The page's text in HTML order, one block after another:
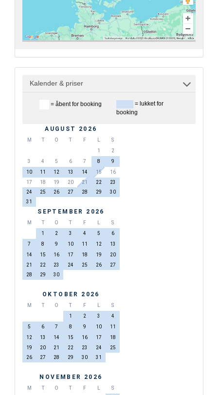
Kalender & priser
= åbent for booking
= lukket for
booking
AUGUST 2026
M T O T F
S
1
2
3
4 5 6 7 8
9
10
11 12 13 14 15
16
17
18 19 20 21 22
23
24
25 26 27 28 29
30
31
SEPTEMBER 2026
M T O T F
S
1
2 3 4 5
6
7
8 9 10 11 12
13
14
15 16 17 18 19
20
21
22 23 24 25 26
27
28
29 30
OKTOBER 2026
M T O T F
S
1
2 3
4
5
6 7 8 9 10
11
12
13 14 15 16 17
18
19
20 21 22 23 24
25
26
27 28 29 30 31
NOVEMBER 2026
M T O T F
S